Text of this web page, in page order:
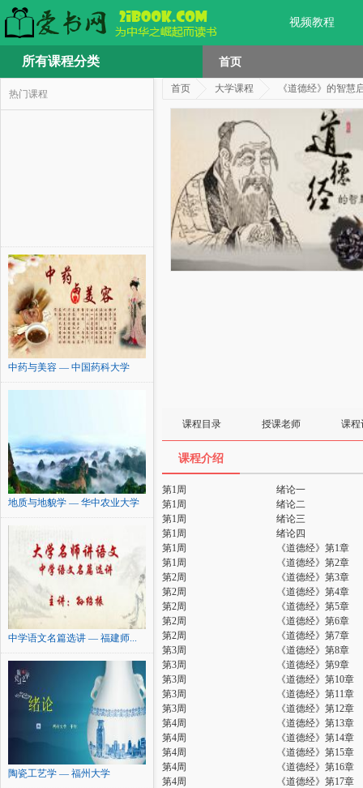
视频教程
所有课程分类 首页
热门课程
中药与美容 — 中国药科大学
地质与地貌学 — 华中农业大学
中学语文名篇选讲 — 福建师...
陶瓷工艺学 — 福州大学
首页 大学课程 《道德经》的智慧
课程目录 授课老师 课程
课程介绍
第1周
绪论一
第1周
绪论二
第1周
绪论三
第1周
绪论四
第1周
《道德经》第1章
第1周
《道德经》第2章
第2周
《道德经》第3章
第2周
《道德经》第4章
第2周
《道德经》第5章
第2周
《道德经》第6章
第2周
《道德经》第7章
第3周
《道德经》第8章
第3周
《道德经》第9章
第3周
《道德经》第10章
第3周
《道德经》第11章
第3周
《道德经》第12章
第4周
《道德经》第13章
第4周
《道德经》第14章
第4周
《道德经》第15章
第4周
《道德经》第16章
第4周
《道德经》第17章